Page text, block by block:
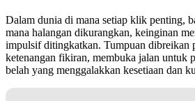
Dalam dunia di mana setiap klik penting,
mana halangan dikurangkan, keinginan
impulsif ditingkatkan. Tumpuan dibreikan
ketenangan fikiran, membuka jalan untuk
belah yang menggalakkan kesetiaan dan